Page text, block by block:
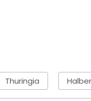
Thuringia